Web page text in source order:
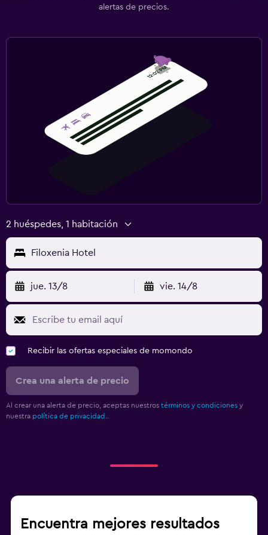
alertas de precios.
2 huéspedes, 1 habitación
Filoxenia Hotel
jue. 13/8 vie. 14/8
Recibir las ofertas especiales de momondo
Crea una alerta de precio
Al crear una alerta de precio, aceptas nuestros términos y condiciones y
nuestra política de privacidad.
Encuentra mejores resultados